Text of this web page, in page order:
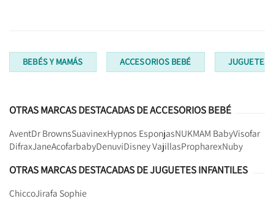
BEBÉS Y MAMÁS ACCESORIOS BEBÉ JUGUETES
OTRAS MARCAS DESTACADAS DE ACCESORIOS BEBÉ
AventDr BrownsSuavinexHypnos EsponjasNUKMAM BabyVisofar
DifraxJaneAcofarbabyDenuviDisney VajillasPropharexNuby
OTRAS MARCAS DESTACADAS DE JUGUETES INFANTILES
ChiccoJirafa Sophie